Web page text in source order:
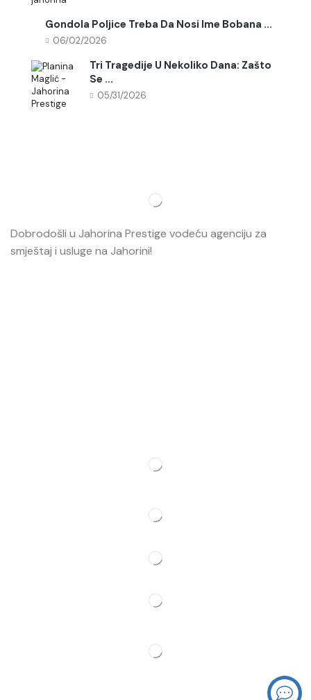
Gondola Poljice Treba Da Nosi Ime Bobana ...
06/02/2026
Tri Tragedije U Nekoliko Dana: Zašto
Se ...
05/31/2026
Dobrodošli u Jahorina Prestige vodeću agenciju za
smještaj i usluge na Jahorini!